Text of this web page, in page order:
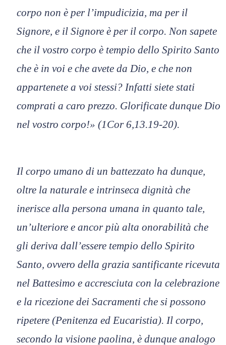
corpo non è per l’impudicizia, ma per il
Signore, e il Signore è per il corpo. Non sapete
che il vostro corpo è tempio dello Spirito Santo
che è in voi e che avete da Dio, e che non
appartenete a voi stessi? Infatti siete stati
comprati a caro prezzo. Glorificate dunque Dio
nel vostro corpo!» (1Cor 6,13.19-20).
Il corpo umano di un battezzato ha dunque,
oltre la naturale e intrinseca dignità che
inerisce alla persona umana in quanto tale,
un’ulteriore e ancor più alta onorabilità che
gli deriva dall’essere tempio dello Spirito
Santo, ovvero della grazia santificante ricevuta
nel Battesimo e accresciuta con la celebrazione
e la ricezione dei Sacramenti che si possono
ripetere (Penitenza ed Eucaristia). Il corpo,
secondo la visione paolina, è dunque analogo